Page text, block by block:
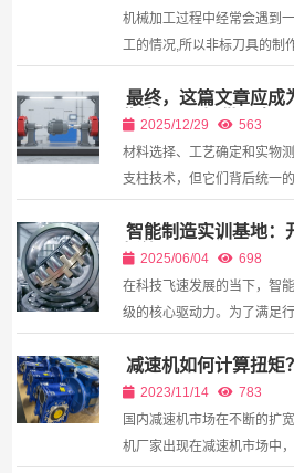
机械加工过程中经常会遇到
工的情况,所以非标刀具的制
要。 金属切削使用非标刀具
对铣加工中非标刀具的制作
最终，这篇文章应成
指南”，既提供即查即
传递非标设计所需的
值观。
2025/12/29
563
材料选择、工艺确定和实物
支柱技术，但它们背后统一
本、交期、可靠性的多重约
决...
智能制造实训基地：
摇篮2025/06/04
698
在科技飞速发展的当下，智
级的核心驱动力。为了满足
的迫切需求，智能制造实训
座...
减速机如何计算扭矩？
2023/11/14
783
国内减速机市场在不断的扩
机厂家出现在减速机市场中